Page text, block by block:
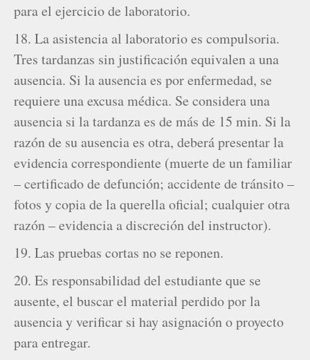
para el ejercicio de laboratorio.
18. La asistencia al laboratorio es compulsoria.
Tres tardanzas sin justificación equivalen a una
ausencia. Si la ausencia es por enfermedad, se
requiere una excusa médica. Se considera una
ausencia si la tardanza es de más de 15 min. Si la
razón de su ausencia es otra, deberá presentar la
evidencia correspondiente (muerte de un familiar
– certificado de defunción; accidente de tránsito –
fotos y copia de la querella oficial; cualquier otra
razón – evidencia a discreción del instructor).
19. Las pruebas cortas no se reponen.
20. Es responsabilidad del estudiante que se
ausente, el buscar el material perdido por la
ausencia y verificar si hay asignación o proyecto
para entregar.